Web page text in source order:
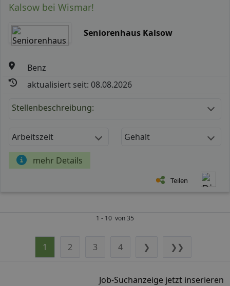
Kalsow bei Wismar!
Seniorenhaus Kalsow
Benz
aktualisiert seit: 08.08.2026
Stellenbeschreibung:
Arbeitszeit Gehalt
mehr Details
Teilen
1 - 10 von 35
1 2 3 4 ❯ ❯❯
Job-Suchanzeige jetzt inserieren